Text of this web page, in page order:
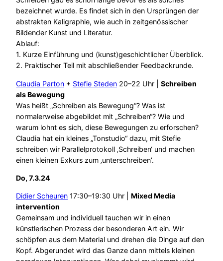
bezeichnet wurde. Es findet sich in den Ursprüngen der
abstrakten Kaligraphie, wie auch in zeitgenössischer
Bildender Kunst und Literatur.
Ablauf:
1. Kurze Einführung und (kunst)geschichtlicher Überblick.
2. Praktischer Teil mit abschließender Feedbackrunde.
Claudia Parton + Stefie Steden 20–22 Uhr | Schreiben
als Bewegung
Was heißt „Schreiben als Bewegung“? Was ist
normalerweise abgebildet mit „Schreiben“? Wie und
warum lohnt es sich, diese Bewegungen zu erforschen?
Claudia hat ein kleines „Tonstudio“ dazu, mit Stefie
schreiben wir Parallelprotokoll ‚Schreiben‘ und machen
einen kleinen Exkurs zum ‚unterschreiben’.
Do, 7.3.24
Didier Scheuren 17:30–19:30 Uhr | Mixed Media
intervention
Gemeinsam und individuell tauchen wir in einen
künstlerischen Prozess der besonderen Art ein. Wir
schöpfen aus dem Material und drehen die Dinge auf den
Kopf. Abgerundet wird das Ganze dann mittels kleinen